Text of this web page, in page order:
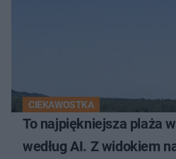
CIEKAWOSTKA
To najpiękniejsza plaża
według AI. Z widokiem